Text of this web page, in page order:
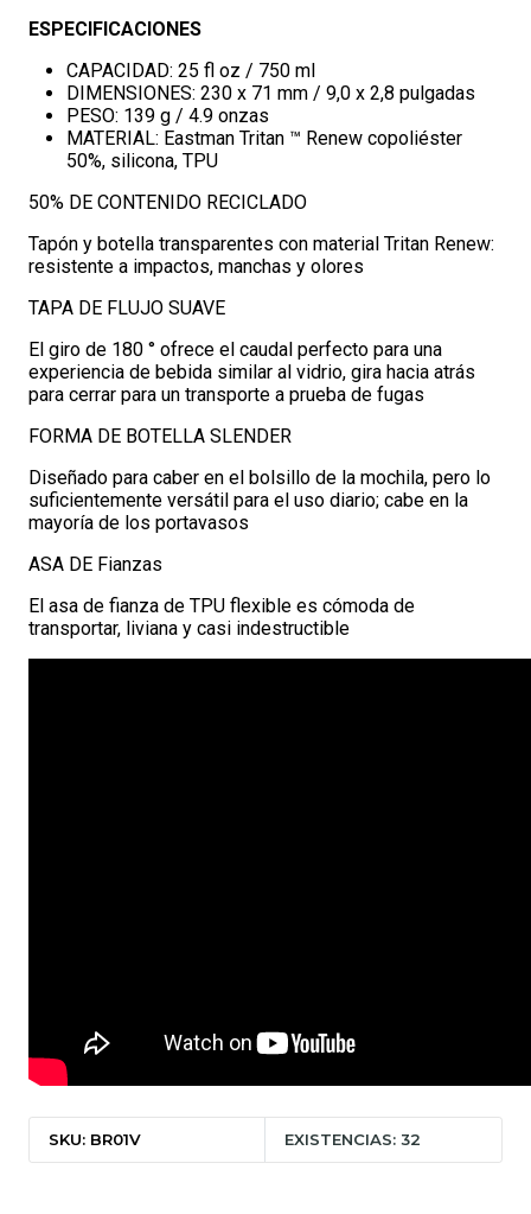
ESPECIFICACIONES
CAPACIDAD: 25 fl oz / 750 ml
DIMENSIONES: 230 x 71 mm / 9,0 x 2,8 pulgadas
PESO: 139 g / 4.9 onzas
MATERIAL: Eastman Tritan ™ Renew copoliéster
50%, silicona, TPU
50% DE CONTENIDO RECICLADO
Tapón y botella transparentes con material Tritan Renew:
resistente a impactos, manchas y olores
TAPA DE FLUJO SUAVE
El giro de 180 ° ofrece el caudal perfecto para una
experiencia de bebida similar al vidrio, gira hacia atrás
para cerrar para un transporte a prueba de fugas
FORMA DE BOTELLA SLENDER
Diseñado para caber en el bolsillo de la mochila, pero lo
suficientemente versátil para el uso diario; cabe en la
mayoría de los portavasos
ASA DE Fianzas
El asa de fianza de TPU flexible es cómoda de
transportar, liviana y casi indestructible
SKU: BR01V EXISTENCIAS: 32